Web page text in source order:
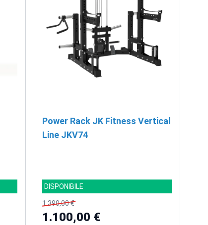
Power Rack JK Fitness Vertical
Line JKV74
DISPONIBILE
1.390,00 €
1.100,00 €